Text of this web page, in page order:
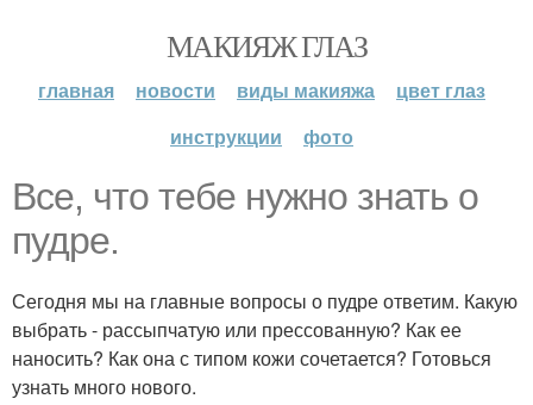
МАКИЯЖ ГЛАЗ
главная новости виды макияжа
цвет глаз
инструкции
фото
Все, что тебе нужно знать о
пудре.
Сегодня мы на главные вопросы о пудре ответим. Какую
выбрать - рассыпчатую или прессованную? Как ее
наносить? Как она с типом кожи сочетается? Готовься
узнать много нового.